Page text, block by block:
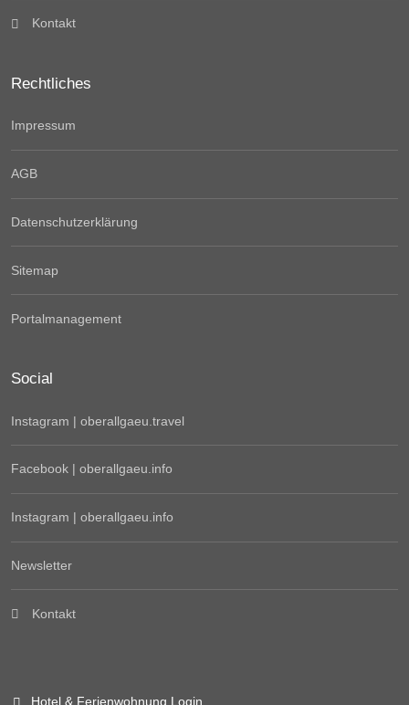
Kontakt
Rechtliches
Impressum
AGB
Datenschutzerklärung
Sitemap
Portalmanagement
Social
Instagram | oberallgaeu.travel
Facebook | oberallgaeu.info
Instagram | oberallgaeu.info
Newsletter
Kontakt
Hotel & Ferienwohnung Login